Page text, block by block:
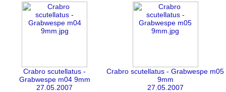
Crabro scutellatus -
Grabwespe m04 9mm
27.05.2007
Crabro scutellatus - Grabwespe m05
9mm
27.05.2007